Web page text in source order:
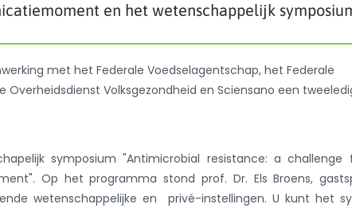
en het wetenschappelijk
met het Federale Voedselagentschap, het Federale
Volksgezondheid en Sciensano een
symposium "Antimicrobial resistance: a challenge
Op het programma stond prof. Dr. Els Broens,
wetenschappelijke en privé-instellingen. U kunt het